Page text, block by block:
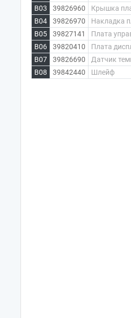
B03
39826960
Крышка
B04
39826970
Накладка
B05
39827141
Плата
B06
39820410
Плата
B07
39826690
Датчик
B08
39842440 Шлейф